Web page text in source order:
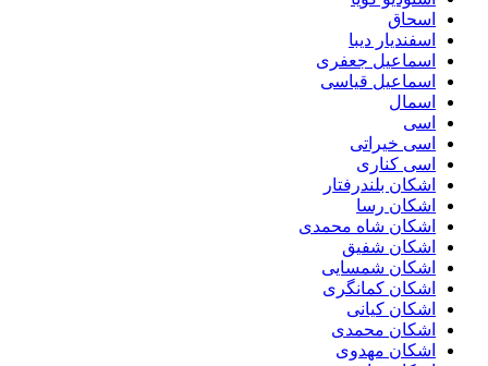
اسحاق
اسفندیار دیبا
اسماعیل جعفری
اسماعیل قیاسی
اسمال
اسی
اسی خیراتی
اسی کناری
اشکان بلندرفتار
اشکان رسا
اشکان شاه محمدی
اشکان شفیق
اشکان شمسایی
اشکان‌ کمانگری
اشکان کیانی
اشکان محمدی
اشکان مهدوی